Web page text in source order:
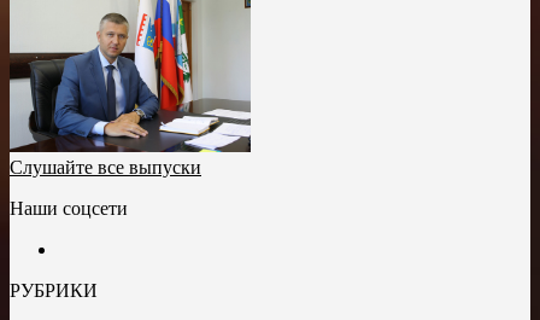
Слушайте все выпуски
Наши соцсети
РУБРИКИ